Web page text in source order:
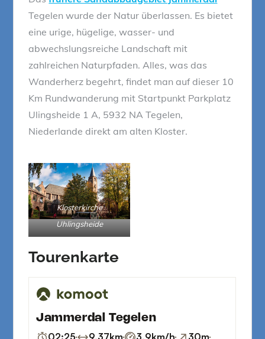
Tegelen wurde der Natur überlassen. Es bietet
eine urige, hügelige, wasser- und
abwechslungsreiche Landschaft mit
zahlreichen Naturpfaden. Alles, was das
Wanderherz begehrt, findet man auf dieser 10
Km Rundwanderung mit Startpunkt Parkplatz
Ulingsheide 1 A, 5932 NA Tegelen,
Niederlande direkt am alten Kloster.
Klosterkirche
Uhlingsheide
Tourenkarte